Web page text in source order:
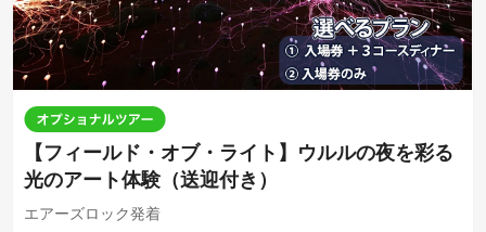
【フィールド・オブ・ライト】ウルルの夜を彩る
光のアート体験（送迎付き）
エアーズロック発着